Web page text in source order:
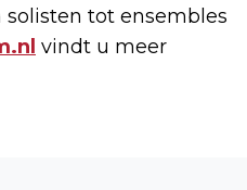
tot ensembles
vindt u meer